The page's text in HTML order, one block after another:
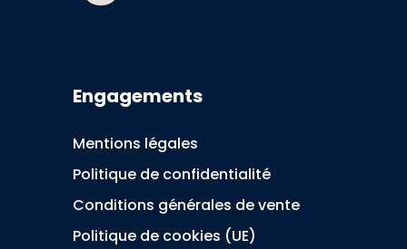
Engagements
Mentions légales
Politique de confidentialité
Conditions générales de vente
Politique de cookies (UE)